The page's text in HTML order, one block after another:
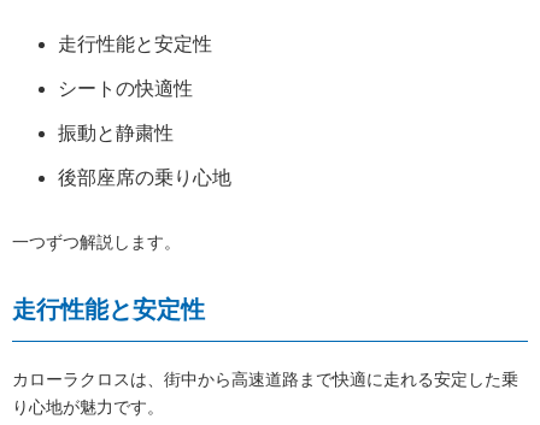
走行性能と安定性
シートの快適性
振動と静粛性
後部座席の乗り心地
一つずつ解説します。
走行性能と安定性
カローラクロスは、街中から高速道路まで快適に走れる安定した乗
り心地が魅力です。